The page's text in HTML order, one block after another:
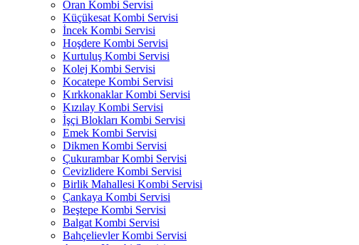
Oran Kombi Servisi
Küçükesat Kombi Servisi
İncek Kombi Servisi
Hoşdere Kombi Servisi
Kurtuluş Kombi Servisi
Kolej Kombi Servisi
Kocatepe Kombi Servisi
Kırkkonaklar Kombi Servisi
Kızılay Kombi Servisi
İşçi Blokları Kombi Servisi
Emek Kombi Servisi
Dikmen Kombi Servisi
Çukurambar Kombi Servisi
Cevizlidere Kombi Servisi
Birlik Mahallesi Kombi Servisi
Çankaya Kombi Servisi
Beştepe Kombi Servisi
Balgat Kombi Servisi
Bahçelievler Kombi Servisi